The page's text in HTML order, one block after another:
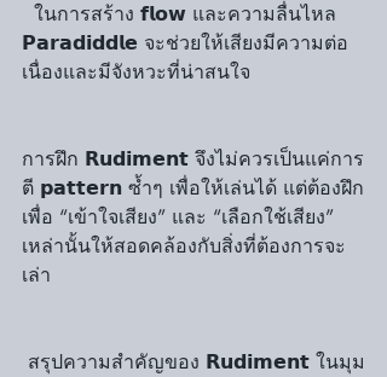
ในการสร้าง 𝗳𝗹𝗼𝘄 และความลื่นไหล
𝗣𝗮𝗿𝗮𝗱𝗶𝗱𝗱𝗹𝗲 จะช่วยให้เสียงมีความต่อ
เนื่องและมีจังหวะที่น่าสนใจ
การฝึก 𝗥𝘂𝗱𝗶𝗺𝗲𝗻𝘁 จึงไม่ควรเป็นแค่การ
ตี 𝗽𝗮𝘁𝘁𝗲𝗿𝗻 ซ้ำๆ เพื่อให้เล่นได้ แต่ต้องฝึก
เพื่อ “เข้าใจเสียง” และ “เลือกใช้เสียง”
เหล่านั้นให้สอดคล้องกับสิ่งที่ต้องการจะ
เล่า
สรุปความสำคัญของ 𝗥𝘂𝗱𝗶𝗺𝗲𝗻𝘁 ในมุม